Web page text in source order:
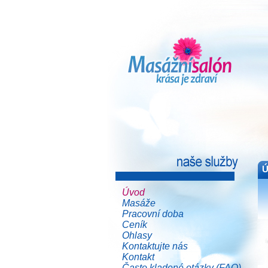
Úvod
Masáže
Pracovní doba
Ceník
Ohlasy
Kontaktujte nás
Kontakt